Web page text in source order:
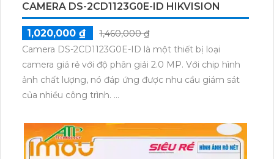
CAMERA DS-2CD1123G0E-ID HIKVISION
1,020,000 ₫
1,460,000 ₫
Camera DS-2CD1123G0E-ID là một thiết bị loại
camera giá rẻ với độ phân giải 2.0 MP. Với chip hình
ảnh chất lượng, nó đáp ứng được nhu cầu giám sát
của nhiều công trình.
Ngoại Smart IR, giúp cho việc giám sát trong bóng
tối trở nên dễ dàng với khoảng cách hồng ngoại
30m. Điều này làm cho nó trở thành một lựa chọn